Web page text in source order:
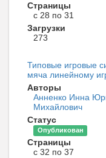
Страницы
с 28 по 31
Загрузки
273
Типовые игровые
мяча линейному
Авторы
Анненко Инна
Михайлович
Статус
Опубликован
Страницы
с 32 по 37